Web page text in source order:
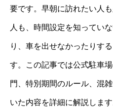
要です。早朝に訪れたい人
人も、時間設定を知ってい
り、車を出せなかったりす
す。この記事では公式駐車
門、特別期間のルール、混
いた内容を詳細に解説しま